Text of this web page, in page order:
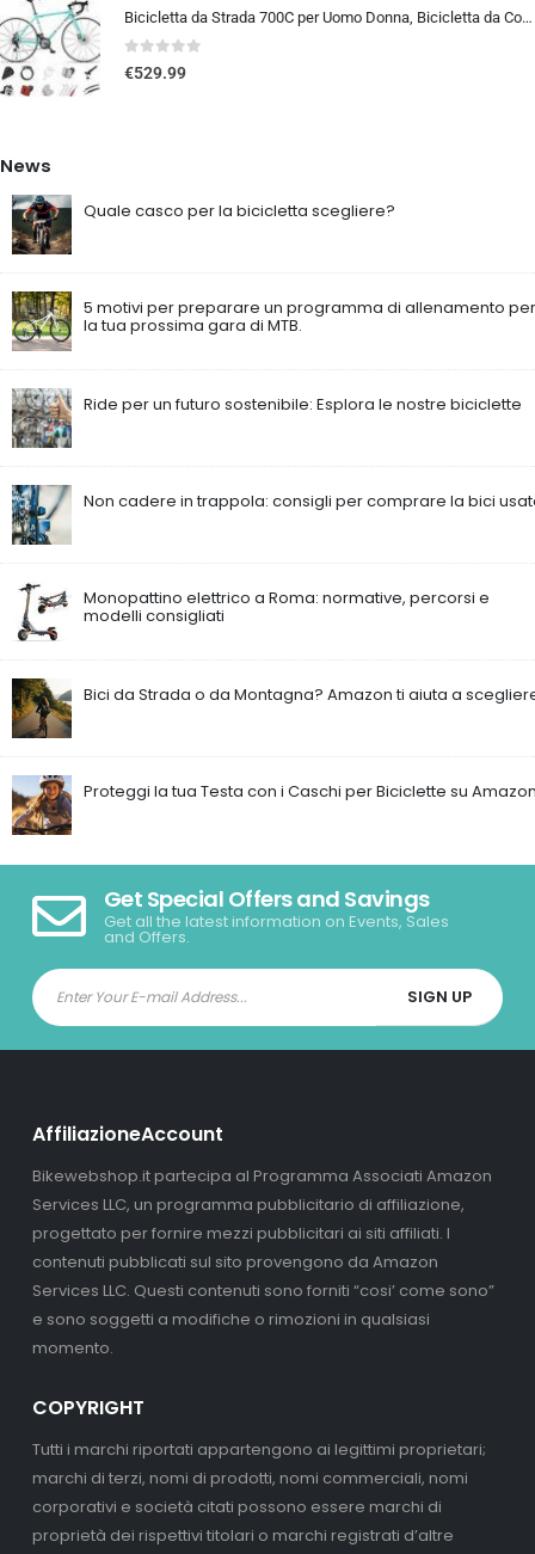
Bicicletta da Strada 700C per Uomo Donna, Bicicletta da Corsa con Freno a Disco 24/27/30 velocità, Telaio in Acciaio ad Al…
0out of 5
€529.99
News
Quale casco per la bicicletta scegliere?
5 motivi per preparare un programma di allenamento per
la tua prossima gara di MTB.
Ride per un futuro sostenibile: Esplora le nostre biciclette
Non cadere in trappola: consigli per comprare la bici
Monopattino elettrico a Roma: normative, percorsi e
modelli consigliati
Bici da Strada o da Montagna? Amazon ti aiuta a
Proteggi la tua Testa con i Caschi per Biciclette su
Get Special Offers and Savings
Get all the latest information on Events, Sales
and Offers.
AffiliazioneAccount
Bikewebshop.it partecipa al Programma Associati Amazon
Services LLC, un programma pubblicitario di affiliazione,
progettato per fornire mezzi pubblicitari ai siti affiliati. I
contenuti pubblicati sul sito provengono da Amazon
Services LLC. Questi contenuti sono forniti “cosi’ come sono”
e sono soggetti a modifiche o rimozioni in qualsiasi
momento.
COPYRIGHT
Tutti i marchi riportati appartengono ai legittimi proprietari;
marchi di terzi, nomi di prodotti, nomi commerciali, nomi
corporativi e società citati possono essere marchi di
proprietà dei rispettivi titolari o marchi registrati d’altre